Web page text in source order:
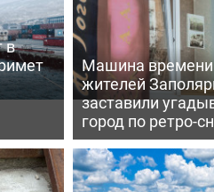
в
Машина времени
жителей
заставили
город по ретро-